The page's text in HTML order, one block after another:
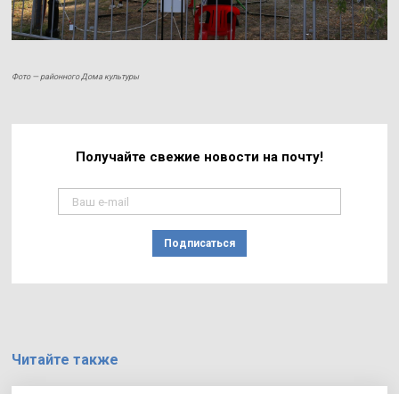
Фото — районного Дома культуры
Получайте свежие новости на почту!
Подписаться
Читайте также